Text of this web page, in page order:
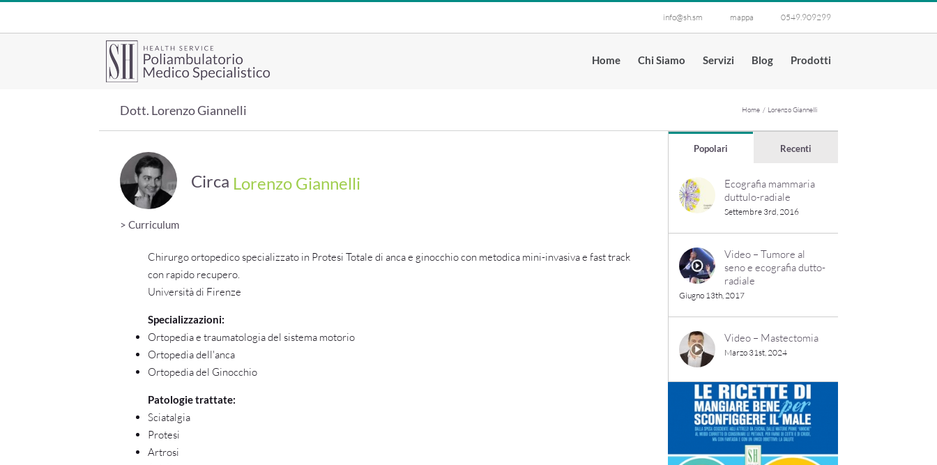
info@sh.sm mappa 0549.909299
Home Chi Siamo Servizi Blog Prodotti
Dott. Lorenzo Giannelli Home Lorenzo Giannelli
Circa Lorenzo Giannelli
Chirurgo ortopedico specializzato in Protesi Totale di anca e ginocchio con metodica mini-invasiva e fast track
con rapido recupero.
Università di Firenze
Specializzazioni:
Ortopedia e traumatologia del sistema motorio
Ortopedia dell'anca
Ortopedia del Ginocchio
Patologie trattate:
Sciatalgia
Protesi
Artrosi
Popolari Recenti
Ecografia mammaria
duttulo-radiale
Settembre 3rd, 2016
Video – Tumore al
seno e ecografia dutto-
radiale
Giugno 13th, 2017
Video – Mastectomia
Marzo 31st, 2024